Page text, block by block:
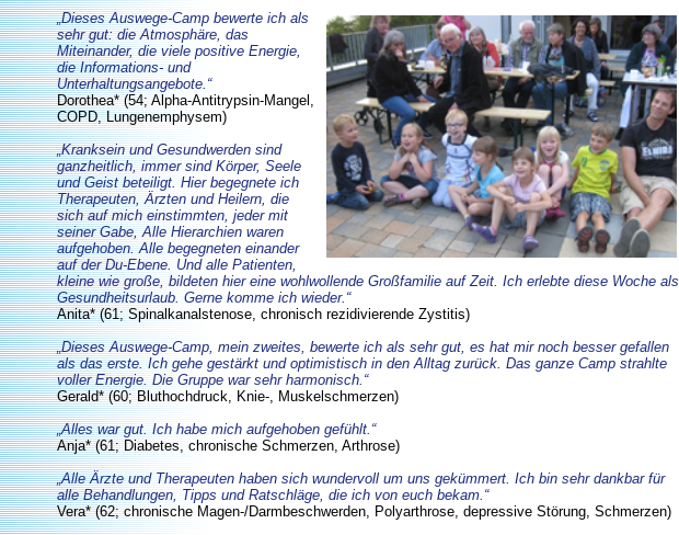
„Dieses Auswege-Camp bewerte ich als
sehr gut: die Atmosphäre, das
Miteinander, die viele positive Energie,
die Informations- und
Unterhaltungsangebote.“
Dorothea* (54; Alpha-Antitrypsin-Mangel,
COPD, Lungenemphysem)
„Kranksein und Gesundwerden sind
ganzheitlich, immer sind Körper, Seele
und Geist beteiligt. Hier begegnete ich
Therapeuten, Ärzten und Heilern, die
sich auf mich einstimmten, jeder mit
seiner Gabe, Alle Hierarchien waren
aufgehoben. Alle begegneten einander
auf der Du-Ebene. Und alle Patienten,
kleine wie große, bildeten hier eine wohlwollende Großfamilie auf Zeit. Ich erlebte diese Woche als
Gesundheitsurlaub. Gerne komme ich wieder.“
Anita* (61; Spinalkanalstenose, chronisch rezidivierende Zystitis)
„Dieses Auswege-Camp, mein zweites, bewerte ich als sehr gut, es hat mir noch besser gefallen
als das erste. Ich gehe gestärkt und optimistisch in den Alltag zurück. Das ganze Camp strahlte
voller Energie. Die Gruppe war sehr harmonisch.“
Gerald* (60; Bluthochdruck, Knie-, Muskelschmerzen)
„Alles war gut. Ich habe mich aufgehoben gefühlt.“
Anja* (61; Diabetes, chronische Schmerzen, Arthrose)
„Alle Ärzte und Therapeuten haben sich wundervoll um uns gekümmert. Ich bin sehr dankbar für
alle Behandlungen, Tipps und Ratschläge, die ich von euch bekam.“
Vera* (62; chronische Magen-/Darmbeschwerden, Polyarthrose, depressive Störung, Schmerzen)